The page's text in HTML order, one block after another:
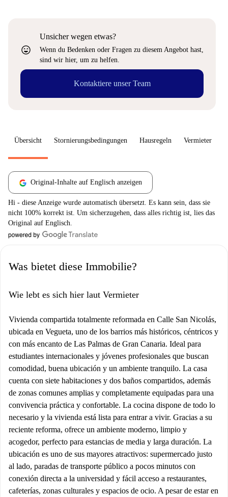
sentiment_very_satisfied
Unsicher wegen etwas?
Wenn du Bedenken oder Fragen zu diesem Angebot hast,
sind wir hier, um zu helfen.
Kontaktiere unser Team
Übersicht Stornierungsbedingungen Hausregeln Vermieter
Original-Inhalte auf Englisch anzeigen
Hi - diese Anzeige wurde automatisch übersetzt. Es kann sein, dass sie
nicht 100% korrekt ist. Um sicherzugehen, dass alles richtig ist, lies das
Original auf Englisch.
Was bietet diese Immobilie?
Wie lebt es sich hier laut Vermieter
Vivienda compartida totalmente reformada en Calle San Nicolás,
ubicada en Vegueta, uno de los barrios más históricos, céntricos y
con más encanto de Las Palmas de Gran Canaria. Ideal para
estudiantes internacionales y jóvenes profesionales que buscan
comodidad, buena ubicación y un ambiente tranquilo. La casa
cuenta con siete habitaciones y dos baños compartidos, además
de zonas comunes amplias y completamente equipadas para una
convivencia práctica y confortable. La cocina dispone de todo lo
necesario y la vivienda está lista para entrar a vivir. Gracias a su
reciente reforma, ofrece un ambiente moderno, limpio y
acogedor, perfecto para estancias de media y larga duración. La
ubicación es uno de sus mayores atractivos: supermercado justo
al lado, paradas de transporte público a pocos minutos con
conexión directa a la universidad y fácil acceso a restaurantes,
cafeterías, zonas culturales y espacios de ocio. A pesar de estar en